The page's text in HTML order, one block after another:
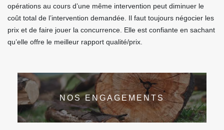
opérations au cours d’une même intervention peut diminuer le
coût total de l’intervention demandée. Il faut toujours négocier les
prix et de faire jouer la concurrence. Elle est confiante en sachant
qu’elle offre le meilleur rapport qualité/prix.
NOS ENGAGEMENTS